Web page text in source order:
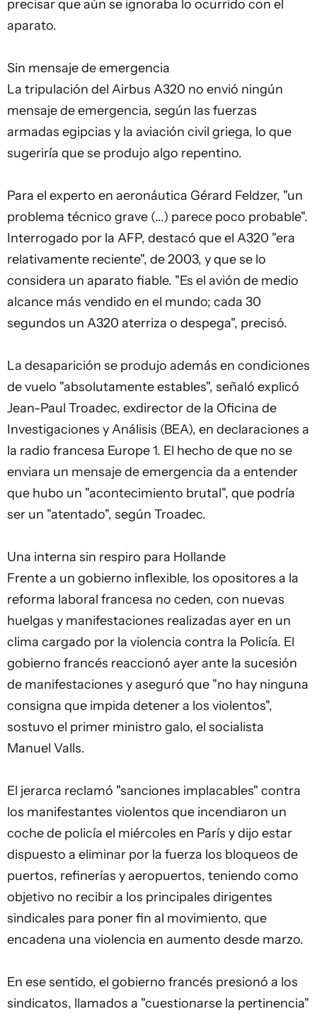
precisar que aún se ignoraba lo ocurrido con el
aparato.
Sin mensaje de emergencia
La tripulación del Airbus A320 no envió ningún
mensaje de emergencia, según las fuerzas
armadas egipcias y la aviación civil griega, lo que
sugeriría que se produjo algo repentino.
Para el experto en aeronáutica Gérard Feldzer, "un
problema técnico grave (...) parece poco probable".
Interrogado por la AFP, destacó que el A320 "era
relativamente reciente", de 2003, y que se lo
considera un aparato fiable. "Es el avión de medio
alcance más vendido en el mundo; cada 30
segundos un A320 aterriza o despega", precisó.
La desaparición se produjo además en condiciones
de vuelo "absolutamente estables", señaló explicó
Jean-Paul Troadec, exdirector de la Oficina de
Investigaciones y Análisis (BEA), en declaraciones a
la radio francesa Europe 1. El hecho de que no se
enviara un mensaje de emergencia da a entender
que hubo un "acontecimiento brutal", que podría
ser un "atentado", según Troadec.
Una interna sin respiro para Hollande
Frente a un gobierno inflexible, los opositores a la
reforma laboral francesa no ceden, con nuevas
huelgas y manifestaciones realizadas ayer en un
clima cargado por la violencia contra la Policía. El
gobierno francés reaccionó ayer ante la sucesión
de manifestaciones y aseguró que "no hay ninguna
consigna que impida detener a los violentos",
sostuvo el primer ministro galo, el socialista
Manuel Valls.
El jerarca reclamó "sanciones implacables" contra
los manifestantes violentos que incendiaron un
coche de policía el miércoles en París y dijo estar
dispuesto a eliminar por la fuerza los bloqueos de
puertos, refinerías y aeropuertos, teniendo como
objetivo no recibir a los principales dirigentes
sindicales para poner fin al movimiento, que
encadena una violencia en aumento desde marzo.
En ese sentido, el gobierno francés presionó a los
sindicatos, llamados a "cuestionarse la pertinencia"